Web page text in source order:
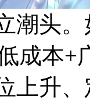
潮头
成本+
上升